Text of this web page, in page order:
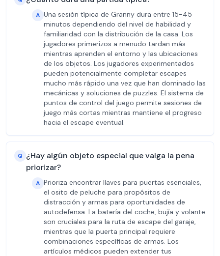
A Una sesión típica de Granny dura entre 15-45
minutos dependiendo del nivel de habilidad y
familiaridad con la distribución de la casa. Los
jugadores primerizos a menudo tardan más
mientras aprenden el entorno y las ubicaciones
de los objetos. Los jugadores experimentados
pueden potencialmente completar escapes
mucho más rápido una vez que han dominado las
mecánicas y soluciones de puzzles. El sistema de
puntos de control del juego permite sesiones de
juego más cortas mientras mantiene el progreso
hacia el escape eventual.
Q ¿Hay algún objeto especial que valga la pena
priorizar?
A Prioriza encontrar llaves para puertas esenciales,
el osito de peluche para propósitos de
distracción y armas para oportunidades de
autodefensa. La batería del coche, bujía y volante
son cruciales para la ruta de escape del garaje,
mientras que la puerta principal requiere
combinaciones específicas de armas. Los
artículos médicos pueden extender tus